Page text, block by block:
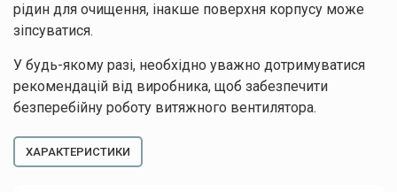
рідин для очищення, інакше поверхня корпусу може
зіпсуватися.
У будь-якому разі, необхідно уважно дотримуватися
рекомендацій від виробника, щоб забезпечити
безперебійну роботу витяжного вентилятора.
ХАРАКТЕРИСТИКИ
Ми зв’яжемося з вами найближчим часом.